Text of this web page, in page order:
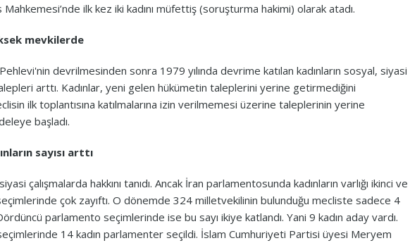
ilk kez iki kadını müfettiş (soruşturma hakimi) olarak atadı.
mevkilerde
devrilmesinden sonra 1979 yılında devrime katılan kadınların sosyal, siyasi
arttı. Kadınlar, yeni gelen hükümetin taleplerini yerine getirmediğini
ilk toplantısına katılmalarına izin verilmemesi üzerine taleplerinin yerine
başladı.
sayısı arttı
çalışmalarda hakkını tanıdı. Ancak İran parlamentosunda kadınların varlığı ikinci ve
çok zayıftı. O dönemde 324 milletvekilinin bulunduğu mecliste sadece 4
parlamento seçimlerinde ise bu sayı ikiye katlandı. Yani 9 kadın aday vardı.
14 kadın parlamenter seçildi. İslam Cumhuriyeti Partisi üyesi Meryem